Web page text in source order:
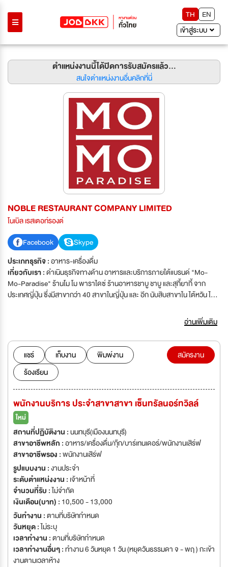
TH
EN
เข้าสู่ระบบ
ตำแหน่งงานนี้ได้ปิดการรับสมัครแล้ว...
สนใจตำแหน่งงานอื่นคลิกที่นี่
NOBLE RESTAURANT COMPANY LIMITED
โนเบิล เรสเตอท์รองต์
Facebook
Skype
ประเภทธุรกิจ :อาหาร-เครื่องดื่ม
เกี่ยวกับเรา :ดำเนินธุรกิจทางด้าน อาหารและบริการภายใต้แบรนด์ "Mo-
Mo-Paradise" ร้านโม โม พาราไดซ์ ร้านอาหารชาบู ชาบู และสุกี้ยากี้ จาก
ประเทศญี่ปุ่น ซึ่งมีสาขากว่า 40 สาขาในญี่ปุ่น และ อีก นับสิบสาขาใน ไต้หวัน ไทย
เป็นร้านอาหารสไตล์ ชาบู ชาบู และ สุกี้ยากี้ ที่นิยมมากที่สุดในกรุงโตเกี่ยวและย่าน
ใกล้เคียง และกำลังขยายตัวไปยังประเทศต่างต่างอย่างต่อเนื่อง เรามีความต้อง
การบุคคลากรเพื่อเข้ามาเพิ่มประสิทธิภาพ และเข้ามาร่วมงาน เป็นจำนวนมาก
โดยที่ไม่จำเป็นต้องมีประสบการณ์หรือหากมีประสบการณ์ทางเรายินดีที่จะ
พิจารณาเป็นกรณีพิเศษ
อ่านเพิ่มเติม
แชร์ เก็บงาน
พิมพ์งาน
ร้องเรียน
สมัครงาน
พนักงานบริการ ประจำสาขาสาขา เซ็นทรัลนอร์ทวิลล์
ใหม่
สถานที่ปฏิบัติงาน :นนทบุรี(เมืองนนทบุรี)
สาขาอาชีพหลัก :อาหาร/เครื่องดื่ม/กุ๊ก/บาร์เทนเดอร์/พนักงานเสิร์ฟ
สาขาอาชีพรอง :พนักงานเสิร์ฟ
รูปแบบงาน :งานประจำ
ระดับตำแหน่งงาน : เจ้าหน้าที่
จำนวนที่รับ :ไม่จำกัด
เงินเดือน(บาท) : 10,500 - 13,000
วันทำงาน :ตามที่บริษัทกำหนด
วันหยุด :ไม่ระบุ
เวลาทำงาน :ตามที่บริษัทกำหนด
เวลาทำงานอื่นๆ :ทำงาน 6 วันหยุด 1 วัน (หยุดวันธรรมดา จ - พฤ ) กะเข้า
งานตามเวลาห้าง